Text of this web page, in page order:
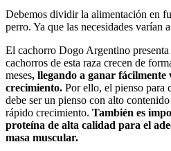
Debemos dividir la alimentación en
perro. Ya que las necesidades varían
El cachorro Dogo Argentino
cachorros de esta raza crecen de
meses, llegando a ganar fácilmente
crecimiento. Por ello, el pienso para
debe ser un pienso con alto
rápido crecimiento. También es
proteína de alta calidad para el
masa muscular.